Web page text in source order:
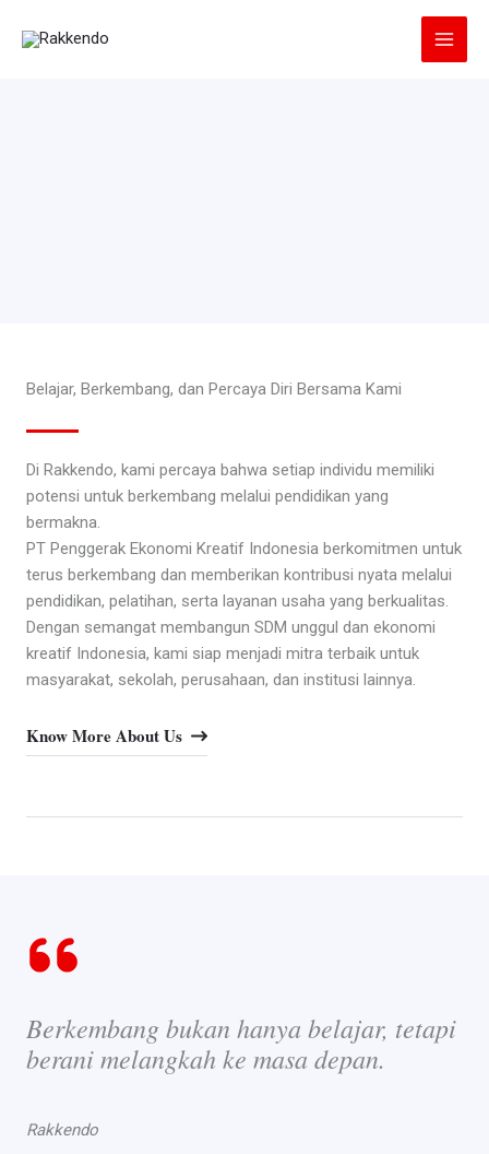
Belajar, Berkembang, dan Percaya Diri Bersama Kami
Di Rakkendo, kami percaya bahwa setiap individu memiliki
potensi untuk berkembang melalui pendidikan yang
bermakna.
PT Penggerak Ekonomi Kreatif Indonesia berkomitmen untuk
terus berkembang dan memberikan kontribusi nyata melalui
pendidikan, pelatihan, serta layanan usaha yang berkualitas.
Dengan semangat membangun SDM unggul dan ekonomi
kreatif Indonesia, kami siap menjadi mitra terbaik untuk
masyarakat, sekolah, perusahaan, dan institusi lainnya.
Know More About Us
Berkembang bukan hanya belajar, tetapi
berani melangkah ke masa depan.
Rakkendo